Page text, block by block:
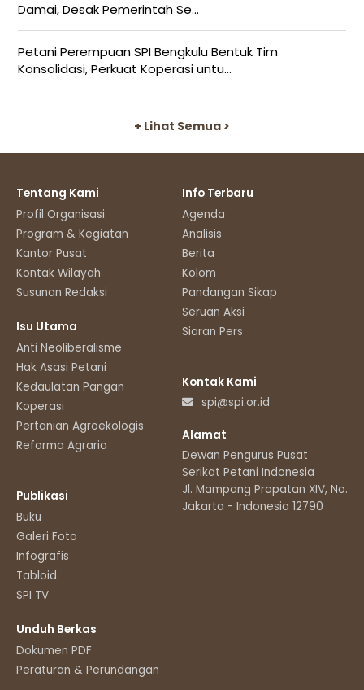
Damai, Desak Pemerintah Se...
Petani Perempuan SPI Bengkulu Bentuk Tim
Konsolidasi, Perkuat Koperasi untu...
+ Lihat Semua >
Tentang Kami
Profil Organisasi
Program & Kegiatan
Kantor Pusat
Kontak Wilayah
Susunan Redaksi
Isu Utama
Anti Neoliberalisme
Hak Asasi Petani
Kedaulatan Pangan
Koperasi
Pertanian Agroekologis
Reforma Agraria
Publikasi
Buku
Galeri Foto
Infografis
Tabloid
SPI TV
Unduh Berkas
Dokumen PDF
Peraturan & Perundangan
Info Terbaru
Agenda
Analisis
Berita
Kolom
Pandangan Sikap
Seruan Aksi
Siaran Pers
Kontak Kami
spi@spi.or.id
Alamat
Dewan Pengurus Pusat
Serikat Petani Indonesia
Jl. Mampang Prapatan XIV, No.11
Jakarta - Indonesia 12790